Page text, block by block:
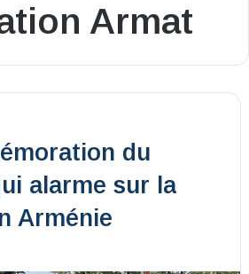
Armat
du
alarme sur la
Arménie